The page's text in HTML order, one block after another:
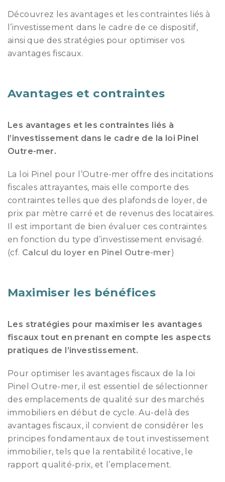
Découvrez les avantages et les contraintes liés à
l’investissement dans le cadre de ce dispositif,
ainsi que des stratégies pour optimiser vos
avantages fiscaux.
Avantages et contraintes
Les avantages et les contraintes liés à
l’investissement dans le cadre de la loi Pinel
Outre-mer.
La loi Pinel pour l’Outre-mer offre des incitations
fiscales attrayantes, mais elle comporte des
contraintes telles que des plafonds de loyer, de
prix par mètre carré et de revenus des locataires.
Il est important de bien évaluer ces contraintes
en fonction du type d’investissement envisagé.
(cf. Calcul du loyer en Pinel Outre-mer)
Maximiser les bénéfices
Les stratégies pour maximiser les avantages
fiscaux tout en prenant en compte les aspects
pratiques de l’investissement.
Pour optimiser les avantages fiscaux de la loi
Pinel Outre-mer, il est essentiel de sélectionner
des emplacements de qualité sur des marchés
immobiliers en début de cycle. Au-delà des
avantages fiscaux, il convient de considérer les
principes fondamentaux de tout investissement
immobilier, tels que la rentabilité locative, le
rapport qualité-prix, et l’emplacement.